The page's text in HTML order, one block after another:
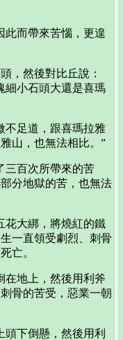
而帶來苦惱，更遑
然後對比丘說：
細小石頭大還是喜瑪
足道，跟喜瑪拉雅
山，也無法相比。”
百次所帶來的苦
分地獄的苦，也無法
大綁，將燒紅的鐵
一直領受劇烈、刺骨
亡。
地上，然後用利斧
骨的苦受，惡業一朝
下倒懸，然後用利